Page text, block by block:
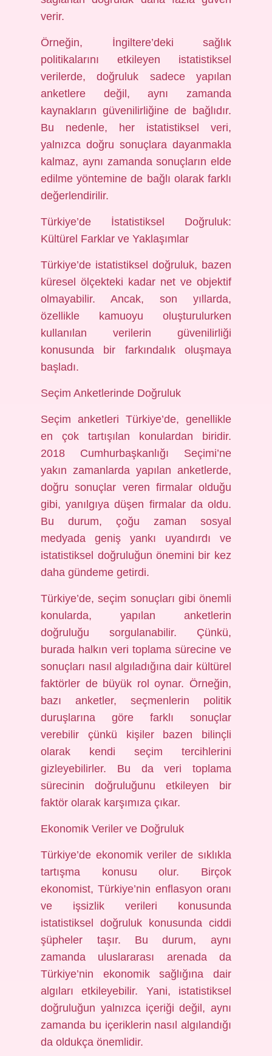
verir.
Örneğin, İngiltere’deki sağlık
politikalarını etkileyen istatistiksel
verilerde, doğruluk sadece yapılan
anketlere değil, aynı zamanda
kaynakların güvenilirliğine de bağlıdır.
Bu nedenle, her istatistiksel veri,
yalnızca doğru sonuçlara dayanmakla
kalmaz, aynı zamanda sonuçların elde
edilme yöntemine de bağlı olarak farklı
değerlendirilir.
Türkiye’de İstatistiksel Doğruluk:
Kültürel Farklar ve Yaklaşımlar
Türkiye’de istatistiksel doğruluk, bazen
küresel ölçekteki kadar net ve objektif
olmayabilir. Ancak, son yıllarda,
özellikle kamuoyu oluşturulurken
kullanılan verilerin güvenilirliği
konusunda bir farkındalık oluşmaya
başladı.
Seçim Anketlerinde Doğruluk
Seçim anketleri Türkiye’de, genellikle
en çok tartışılan konulardan biridir.
2018 Cumhurbaşkanlığı Seçimi’ne
yakın zamanlarda yapılan anketlerde,
doğru sonuçlar veren firmalar olduğu
gibi, yanılgıya düşen firmalar da oldu.
Bu durum, çoğu zaman sosyal
medyada geniş yankı uyandırdı ve
istatistiksel doğruluğun önemini bir kez
daha gündeme getirdi.
Türkiye’de, seçim sonuçları gibi önemli
konularda, yapılan anketlerin
doğruluğu sorgulanabilir. Çünkü,
burada halkın veri toplama sürecine ve
sonuçları nasıl algıladığına dair kültürel
faktörler de büyük rol oynar. Örneğin,
bazı anketler, seçmenlerin politik
duruşlarına göre farklı sonuçlar
verebilir çünkü kişiler bazen bilinçli
olarak kendi seçim tercihlerini
gizleyebilirler. Bu da veri toplama
sürecinin doğruluğunu etkileyen bir
faktör olarak karşımıza çıkar.
Ekonomik Veriler ve Doğruluk
Türkiye’de ekonomik veriler de sıklıkla
tartışma konusu olur. Birçok
ekonomist, Türkiye’nin enflasyon oranı
ve işsizlik verileri konusunda
istatistiksel doğruluk konusunda ciddi
şüpheler taşır. Bu durum, aynı
zamanda uluslararası arenada da
Türkiye’nin ekonomik sağlığına dair
algıları etkileyebilir. Yani, istatistiksel
doğruluğun yalnızca içeriği değil, aynı
zamanda bu içeriklerin nasıl algılandığı
da oldukça önemlidir.